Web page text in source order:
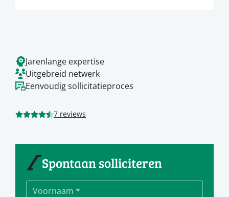
Spontaan solliciteren
Jarenlange expertise
Uitgebreid netwerk
Eenvoudig sollicitatieproces
7 reviews